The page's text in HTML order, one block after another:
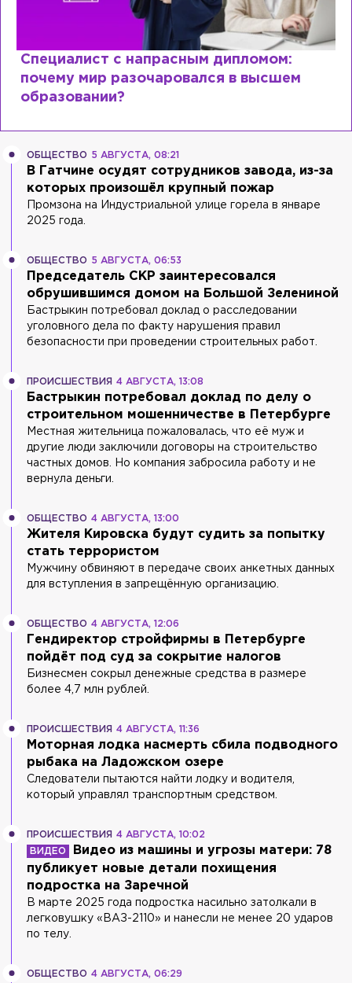
Специалист с напрасным дипломом:
почему мир разочаровался в высшем
образовании?
ОБЩЕСТВО 5 АВГУСТА, 08:21
В Гатчине осудят сотрудников завода, из-за
которых произошёл крупный пожар
Промзона на Индустриальной улице горела в январе
2025 года.
ОБЩЕСТВО 5 АВГУСТА, 06:53
Председатель СКР заинтересовался
обрушившимся домом на Большой Зелениной
Бастрыкин потребовал доклад о расследовании
уголовного дела по факту нарушения правил
безопасности при проведении строительных работ.
ПРОИСШЕСТВИЯ 4 АВГУСТА, 13:08
Бастрыкин потребовал доклад по делу о
строительном мошенничестве в Петербурге
Местная жительница пожаловалась, что её муж и
другие люди заключили договоры на строительство
частных домов. Но компания забросила работу и не
вернула деньги.
ОБЩЕСТВО 4 АВГУСТА, 13:00
Жителя Кировска будут судить за попытку
стать террористом
Мужчину обвиняют в передаче своих анкетных данных
для вступления в запрещённую организацию.
ОБЩЕСТВО 4 АВГУСТА, 12:06
Гендиректор стройфирмы в Петербурге
пойдёт под суд за сокрытие налогов
Бизнесмен сокрыл денежные средства в размере
более 4,7 млн рублей.
ПРОИСШЕСТВИЯ 4 АВГУСТА, 11:36
Моторная лодка насмерть сбила подводного
рыбака на Ладожском озере
Следователи пытаются найти лодку и водителя,
который управлял транспортным средством.
ПРОИСШЕСТВИЯ 4 АВГУСТА, 10:02
Видео из машины и угрозы матери: 78
публикует новые детали похищения
подростка на Заречной
В марте 2025 года подростка насильно затолкали в
легковушку «ВАЗ-2110» и нанесли не менее 20 ударов
по телу.
ОБЩЕСТВО 4 АВГУСТА, 06:29